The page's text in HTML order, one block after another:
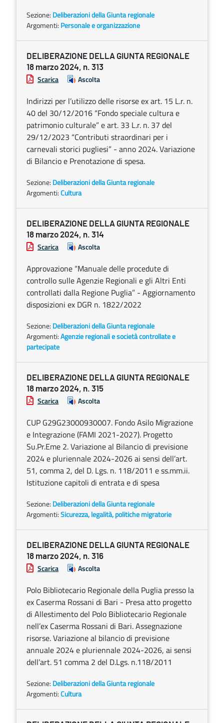
Sezione: Deliberazioni della Giunta regionale
Argomenti: Personale e organizzazione
DELIBERAZIONE DELLA GIUNTA REGIONALE
18 marzo 2024, n. 313
Scarica Ascolta
Indirizzi per l’utilizzo delle risorse ex art. 15 L.r. n.
40 del 30/12/2016 “Fondo speciale cultura e
patrimonio culturale” e art. 33 L.r. n. 37 del
29/12/2023 “Contributi straordinari per i
carnevali storici pugliesi” - anno 2024. Variazione
di Bilancio e Prenotazione di spesa.
Sezione: Deliberazioni della Giunta regionale
Argomenti:Cultura
DELIBERAZIONE DELLA GIUNTA REGIONALE
18 marzo 2024, n. 314
Scarica Ascolta
Approvazione “Manuale delle procedute di
controllo sulle Agenzie Regionali e gli Altri Enti
controllati dalla Regione Puglia” - Aggiornamento
disposizioni ex DGR n. 1822/2022
Sezione: Deliberazioni della Giunta regionale
Argomenti:Agenzie regionali e società controllate e
partecipate
DELIBERAZIONE DELLA GIUNTA REGIONALE
18 marzo 2024, n. 315
Scarica Ascolta
CUP G29G23000930007. Fondo Asilo Migrazione
e Integrazione (FAMI 2021-2027). Progetto
Su.Pr.Eme 2. Variazione al Bilancio di previsione
2024 e pluriennale 2024-2026 ai sensi dell’art.
51, comma 2, del D. Lgs. n. 118/2011 e ss.mm.ii.
Istituzione capitoli di entrata e di spesa
Sezione: Deliberazioni della Giunta regionale
Argomenti:Sicurezza, legalità, politiche migratorie
DELIBERAZIONE DELLA GIUNTA REGIONALE
18 marzo 2024, n. 316
Scarica Ascolta
Polo Bibliotecario Regionale della Puglia presso la
ex Caserma Rossani di Bari - Presa atto progetto
di Allestimento del Polo Bibliotecario Regionale
nell’ex Caserma Rossani di Bari. Assegnazione
risorse. Variazione al bilancio di previsione
annuale 2024 e pluriennale 2024-2026, ai sensi
dell’art. 51 comma 2 del D.Lgs. n.118/2011
Sezione: Deliberazioni della Giunta regionale
Argomenti:Cultura